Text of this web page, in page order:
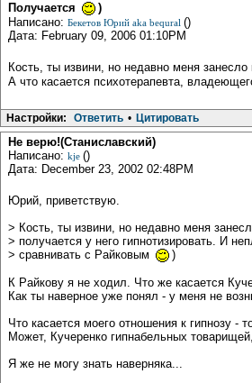
Получается
)
Написано: Бекетов Юрий aka bequral ()
Дата: February 09, 2006 01:10PM
Кость, ты извини, но недавно меня
А что касается психотерапевта,
Настройки: Ответить • Цитировать
Не верю!(Станиславский)
Написано: kje ()
Дата: December 23, 2002 02:48PM
Юрий, приветствую.
> Кость, ты извини, но недавно меня
> получается у него гипнотизировать. И
> сравнивать с Райковым
)
К Райкову я не ходил. Что же касается
Как ты наверное уже понял - у меня не
Что касается моего отношения к гипнозу -
Может, Кучеренко гипнабельных
Я же не могу знать наверняка...